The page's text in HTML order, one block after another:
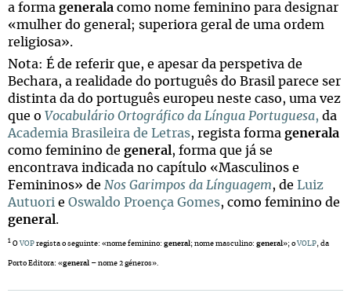
a forma generala como nome feminino para designar
«mulher do general; superiora geral de uma ordem
religiosa».
Nota: É de referir que, e apesar da perspetiva de
Bechara, a realidade do português do Brasil parece ser
distinta da do português europeu neste caso, uma vez
que o Vocabulário Ortográfico da Língua Portuguesa, da
Academia Brasileira de Letras, regista forma generala
como feminino de general , forma que já se
encontrava indicada no capítulo «Masculinos e
Femininos» de Nos Garimpos da Línguagem, de
Luiz
Autuori e Oswaldo Proença Gomes, como feminino de
general .
1 O VOP regista o seguinte: «nome feminino: general; nome masculino: general»; o VOLP, da
Porto Editora: «general – nome 2 géneros».